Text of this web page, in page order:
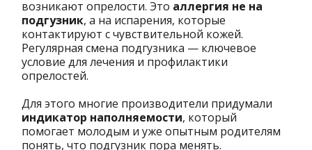
возникают опрелости. Это аллергия не на
подгузник, а на испарения, которые
контактируют с чувствительной кожей.
Регулярная смена подгузника — ключевое
условие для лечения и профилактики
опрелостей.
Для этого многие производители придумали
индикатор наполняемости, который
помогает молодым и уже опытным родителям
понять, что подгузник пора менять.